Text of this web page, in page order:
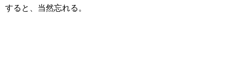
すると、当然忘れる。